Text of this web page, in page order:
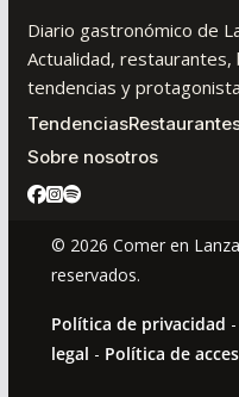
Diario gastronómico de
Actualidad,
tendencias y
Tendencias
Sobre nosotros
© 2026 Comer en
reservados.
Política de privacidad -
legal - Política de